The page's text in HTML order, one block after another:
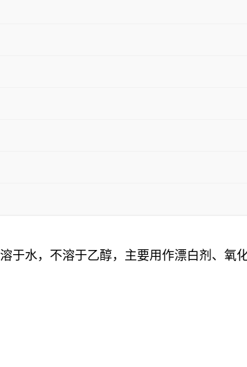
水，不溶于乙醇，主要用作漂白剂、氧